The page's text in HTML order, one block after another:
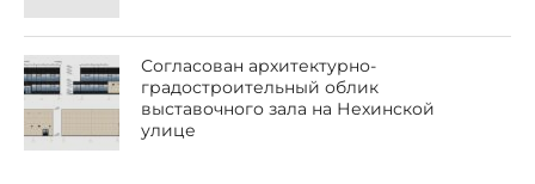
Согласован архитектурно-
градостроительный облик
выставочного зала на Нехинской
улице